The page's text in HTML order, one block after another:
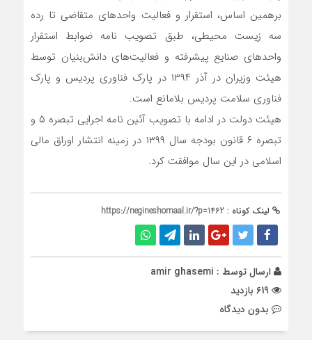
برهمین اساس، استقرار و فعالیت واحد‌های متقاضی تا رده
سه زیست محیطی، طبق تصویب نامه ضوابط استقرار
واحد‌های صنایع پیشرفته و فعالیت‌های دانش‌بنیان توسط
هیئت وزیران در آذر ۱۳۹۴ در پارک فناوری پردیس و پارک
فناوری سلامت پردیس بلامانع است.
هیئت دولت در ادامه با تصویب آئین نامه اجرایی تبصره ۵ و
تبصره ۶ قانون بودجه سال ۱۳۹۹ در زمینه انتشار اوراق مالی
اسلامی در این سال موافقت کرد.
لینک کوتاه : https://negineshomaal.ir/?p=1462
ارسال توسط : amir ghasemi
بدون دیدگاه